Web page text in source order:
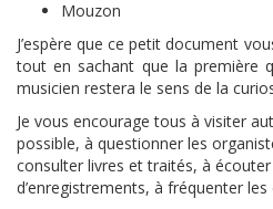
Mouzon
J’espère que ce petit document
tout en sachant que la première
musicien restera le sens de la
Je vous encourage tous à visiter
possible, à questionner les
consulter livres et traités, à
d’enregistrements, à fréquenter